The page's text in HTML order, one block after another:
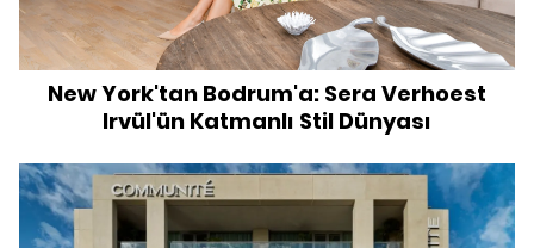
New York'tan Bodrum'a: Sera Verhoest
Irvül'ün Katmanlı Stil Dünyası